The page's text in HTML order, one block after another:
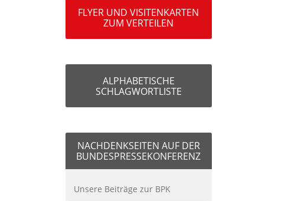
FLYER UND VISITENKARTEN
ZUM VERTEILEN
ALPHABETISCHE
SCHLAGWORTLISTE
NACHDENKSEITEN AUF DER
BUNDESPRESSEKONFERENZ
Unsere Beiträge zur BPK